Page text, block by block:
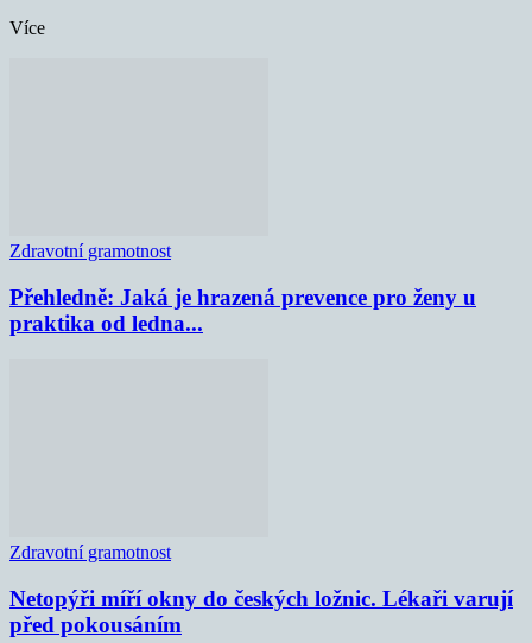
Více
Zdravotní gramotnost
Přehledně: Jaká je hrazená prevence pro ženy u
praktika od ledna...
Zdravotní gramotnost
Netopýři míří okny do českých ložnic. Lékaři varují
před pokousáním